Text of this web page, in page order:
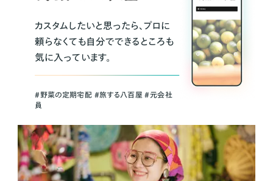
カスタムしたいと思ったら、プロに
頼らなくても自分でできるところも
気に入っています。
＃野菜の定期宅配 ＃旅する八百屋 ＃元会社
員